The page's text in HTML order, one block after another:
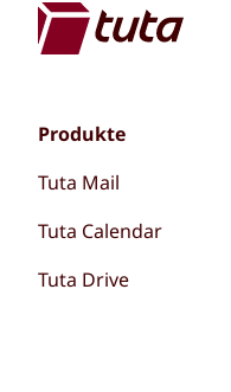
Produkte
Tuta Mail
Tuta Calendar
Tuta Drive